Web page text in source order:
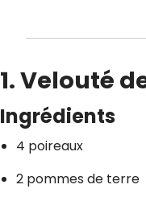
1. Velouté
Ingrédients
4 poireaux
2 pommes de terre